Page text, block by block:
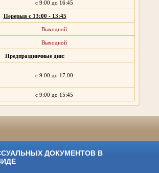
с 9:00 до 16:45
Перерыв с 13:00 - 13:45
Выходной
Выходной
Предпраздничные дни:
с 9:00 до 17:00
с 9:00 до 15:45
ДОКУМЕНТОВ В